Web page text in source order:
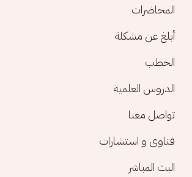
المحاضرات
أبلغ عن مشكلة
الخطب
الدروس العلمية
تواصل معنا
فتاوى و استشارات
البث المباشر